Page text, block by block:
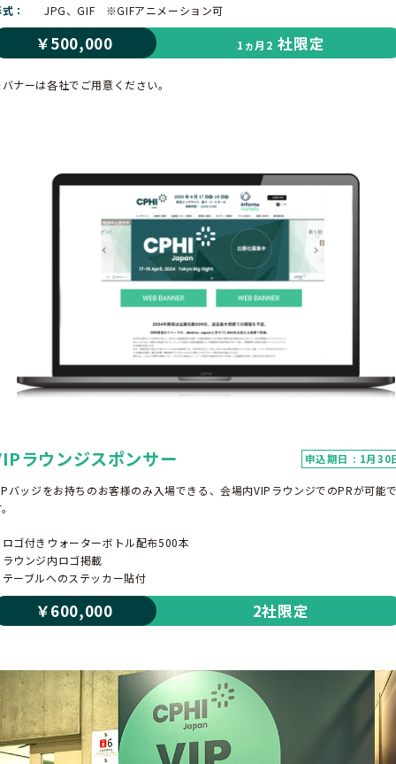
JPG、GIF ※GIFアニメーション可
￥500,000 1ヵ月2 社限定
ナーは各社でご用意ください。
ラウンジスポンサー 申込期日 : 1月30
バッジをお持ちのお客様のみ入場できる、会場内VIPラウンジでのPRが可能
ゴ付きウォーターボトル配布500本
ウンジ内ロゴ掲載
ーブルへのステッカー貼付
￥600,000 2社限定